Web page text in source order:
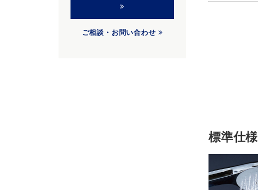
ご相談・お問い合わせ
標準仕様